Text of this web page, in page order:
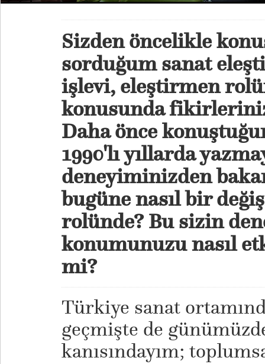
Sizden öncelikle
sorduğum sanat
işlevi, eleştirmen
konusunda
Daha önce
1990'lı yıllarda
deneyiminizden
bugüne nasıl bir
rolünde? Bu sizin
konumunuzu nasıl
mi?
Türkiye sanat
geçmişte de
kanısındayım;